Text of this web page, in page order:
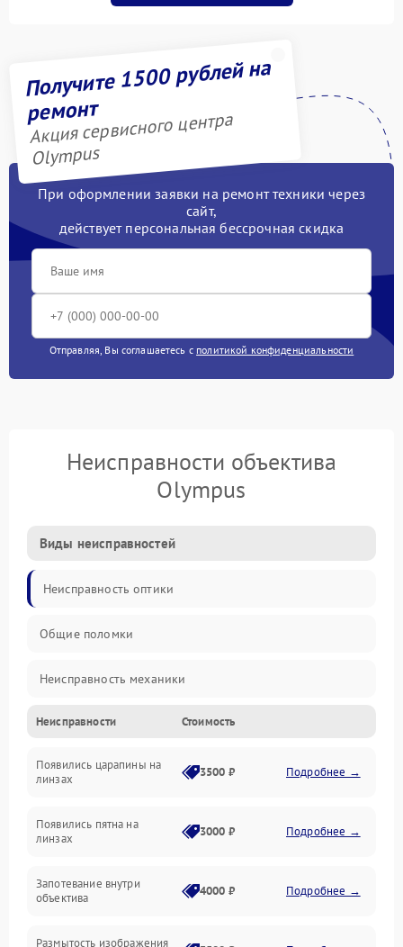
Получите 1500 рублей на
ремонт
Акция сервисного центра
Olympus
При оформлении заявки на ремонт техники через
сайт,
действует персональная бессрочная скидка
Отправляя, Вы соглашаетесь с политикой конфиденциальности
Неисправности объектива
Olympus
Виды неисправностей
Неисправность оптики
Общие поломки
Неисправность механики
Неисправность электроники (если объектив с мотором/
Прочие неисправности
Неисправности Стоимость
Появились царапины на
линзах
3500 ₽ Подробнее →
Появились пятна на
линзах
3000 ₽ Подробнее →
Запотевание внутри
объектива
4000 ₽ Подробнее →
Размытость изображения